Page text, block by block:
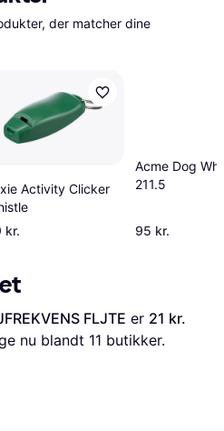
der matcher dine
Activity Clicker
kr.
Acme Dog
211.5
95 kr.
FLJTE er 21 kr.
nu blandt 11 butikker.